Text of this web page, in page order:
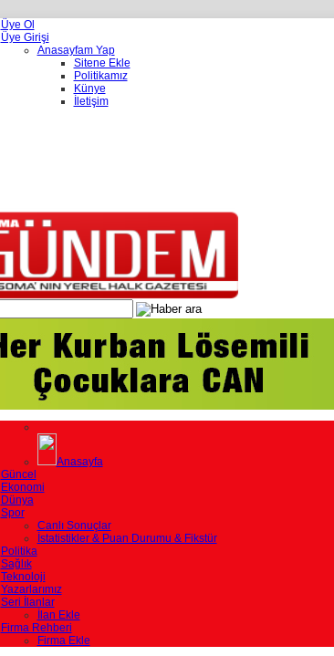
Üye Ol
Üye Girişi
Anasayfam Yap
Sitene Ekle
Politikamız
Künye
İletişim
Anasayfa
Güncel
Ekonomi
Dünya
Spor
Canlı Sonuçlar
İstatistikler & Puan Durumu & Fikstür
Politika
Sağlık
Teknoloji
Yazarlarımız
Seri İlanlar
İlan Ekle
Firma Rehberi
Firma Ekle